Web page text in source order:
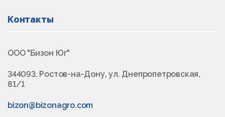
Контакты
ООО "Бизон Юг"
344093, Ростов-на-Дону, ул. Днепропетровская,
81/1
bizon@bizonagro.com